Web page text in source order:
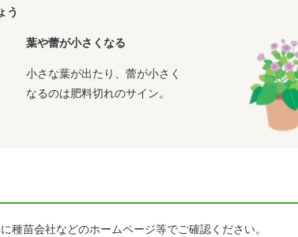
う
葉や蕾が小さくなる
小さな葉が出たり、蕾が小さく
なるのは肥料切れのサイン。
種苗会社などのホームページ等でご確認ください。